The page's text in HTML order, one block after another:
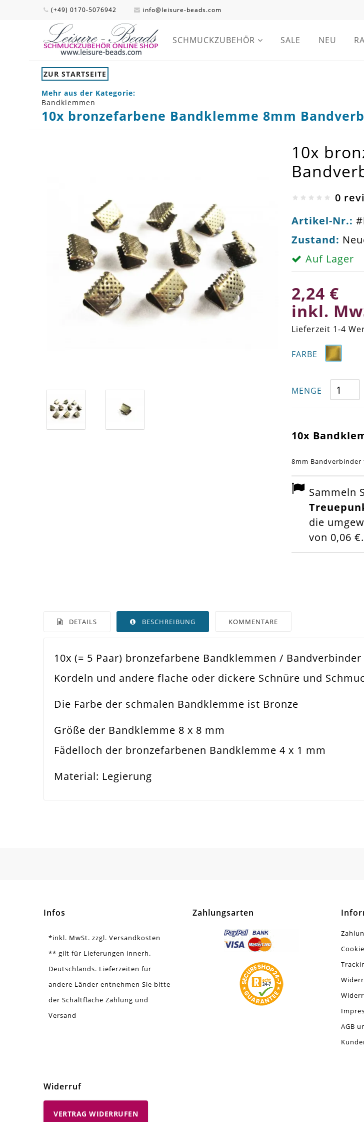
(+49) 0170-5076942 info@leisure-beads.com
SCHMUCKZUBEHÖR SALE NEU
ZUR STARTSEITE
Mehr aus der Kategorie:
Bandklemmen
10x bronzefarbene Bandklemme 8mm
10x
0
Artikel-Nr.:
Zustand:
Auf Lager
2,24 €
inkl.
Lieferzeit 1-4
FARBE
MENGE
10x
8mm
Sammeln
die
von 0,06 €.
DETAILS BESCHREIBUNG KOMMENTARE
Farbe
Bronze
Verwendung
Halsband. Armband.
10x (= 5 Paar) bronzefarbene Bandklemmen /
Kordeln und andere flache oder dickere Schnüre und
Die Farbe der schmalen Bandklemme ist Bronze
Größe der Bandklemme 8 x 8 mm
Fädelloch der bronzefarbenen Bandklemme 4 x 1 mm
Material: Legierung
Infos
*inkl. MwSt. zzgl. Versandkosten
** gilt für Lieferungen innerh.
Deutschlands. Lieferzeiten für
andere Länder entnehmen Sie bitte
der Schaltfläche Zahlung und
Versand
Zahlungsarten
AGB
Widerruf
VERTRAG WIDERRUFEN